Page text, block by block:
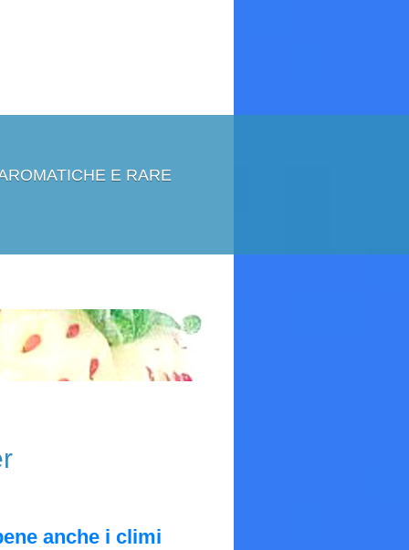
E RARE
anche i climi